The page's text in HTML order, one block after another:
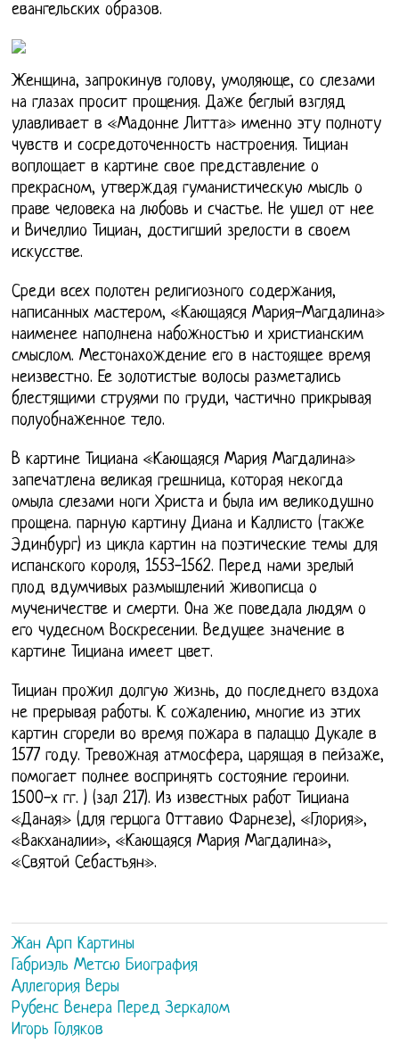
евангельских образов.
Женщина, запрокинув голову, умоляюще, со слезами
на глазах просит прощения. Даже беглый взгляд
улавливает в «Мадонне Литта» именно эту полноту
чувств и сосредоточенность настроения. Тициан
воплощает в картине свое представление о
прекрасном, утверждая гуманистическую мысль о
праве человека на любовь и счастье. Не ушел от нее
и Вичеллио Тициан, достигший зрелости в своем
искусстве.
Среди всех полотен религиозного содержания,
написанных мастером, «Кающаяся Мария-Магдалина»
наименее наполнена набожностью и христианским
смыслом. Местонахождение его в настоящее время
неизвестно. Ее золотистые волосы разметались
блестящими струями по груди, частично прикрывая
полуобнаженное тело.
В картине Тициана «Кающаяся Мария Магдалина»
запечатлена великая грешница, которая некогда
омыла слезами ноги Христа и была им великодушно
прощена. парную картину Диана и Каллисто (также
Эдинбург) из цикла картин на поэтические темы для
испанского короля, 1553-1562. Перед нами зрелый
плод вдумчивых размышлений живописца о
мученичестве и смерти. Она же поведала людям о
его чудесном Воскресении. Ведущее значение в
картине Тициана имеет цвет.
Тициан прожил долгую жизнь, до последнего вздоха
не прерывая работы. К сожалению, многие из этих
картин сгорели во время пожара в палаццо Дукале в
1577 году. Тревожная атмосфера, царящая в пейзаже,
помогает полнее воспринять состояние героини.
1500-х гг. ) (зал 217). Из известных работ Тициана
«Даная» (для герцога Оттавио Фарнезе), «Глория»,
«Вакханалии», «Кающаяся Мария Магдалина»,
«Святой Себастьян».
Жан Арп Картины
Габриэль Метсю Биография
Аллегория Веры
Рубенс Венера Перед Зеркалом
Игорь Голяков